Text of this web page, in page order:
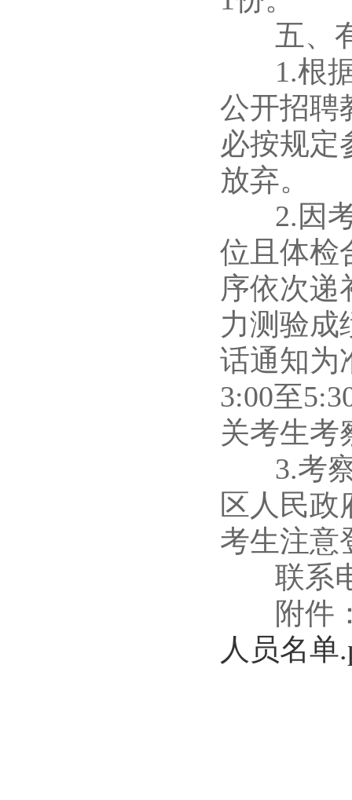
五、
1.根据
公开招聘
必按规定
放弃。
2.因考
位且体检
序依次递
力测验成
话通知为
3:00至
关考生考
3.考察
区人民政
考生注意
联系电
附件
人员名单